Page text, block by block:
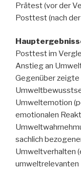
Prätest (vor der
Posttest (nach
Posttest im
Anstieg an
Gegenüber zeigte
Umweltemotion
emotionalen
sachlich
Umweltverhalten
umweltrelevanten